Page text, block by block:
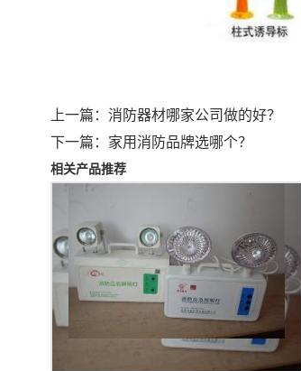
上一篇： 消防器材哪家公司做的好？
下一篇： 家用消防品牌选哪个？
相关产品推荐